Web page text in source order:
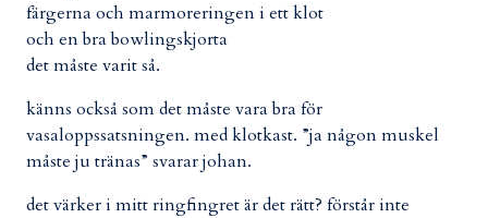
färgerna och marmoreringen i ett klot
och en bra bowlingskjorta
det måste varit så.
känns också som det måste vara bra för
vasaloppssatsningen. med klotkast. ”ja någon muskel
måste ju tränas” svarar johan.
det värker i mitt ringfingret är det rätt? förstår inte